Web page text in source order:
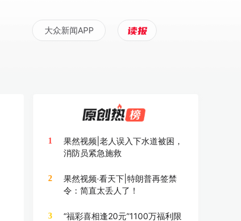
大众新闻APP
1
果然视频|老人误入下水道被困，
消防员紧急施救
2
果然视频·看天下|特朗普再签禁
令：简直太丢人了！
3
“福彩喜相逢20元”1100万福利限